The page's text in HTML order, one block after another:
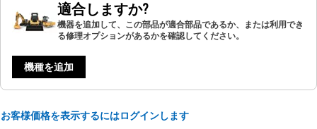
適合しますか?
機器を追加して、この部品が適合部品であるか、または利用でき
る修理オプションがあるかを確認してください。
機種を追加
お客様価格を表示するにはログインします